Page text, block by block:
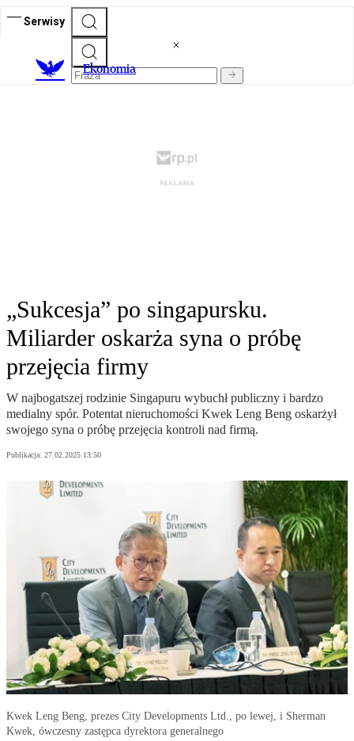
Serwisy
Ekonomia
„Sukcesja” po singapursku.
Miliarder oskarża syna o próbę
przejęcia firmy
W najbogatszej rodzinie Singapuru wybuchł publiczny i bardzo
medialny spór. Potentat nieruchomości Kwek Leng Beng oskarżył
swojego syna o próbę przejęcia kontroli nad firmą.
Publikacja: 27.02.2025 13:50
Kwek Leng Beng, prezes City Developments Ltd., po lewej, i Sherman
Kwek, ówczesny zastępca dyrektora generalnego